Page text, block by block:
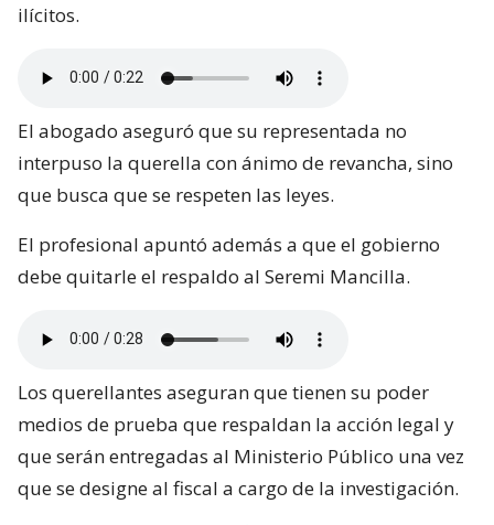
ilícitos.
El abogado aseguró que su representada no
interpuso la querella con ánimo de revancha, sino
que busca que se respeten las leyes.
El profesional apuntó además a que el gobierno
debe quitarle el respaldo al Seremi Mancilla.
Los querellantes aseguran que tienen su poder
medios de prueba que respaldan la acción legal y
que serán entregadas al Ministerio Público una vez
que se designe al fiscal a cargo de la investigación.